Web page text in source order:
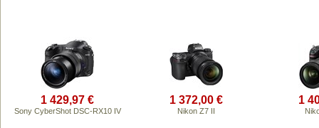
1 429,97 €
Sony CyberShot DSC-RX10 IV
1 372,00 €
Nikon Z7 II
1